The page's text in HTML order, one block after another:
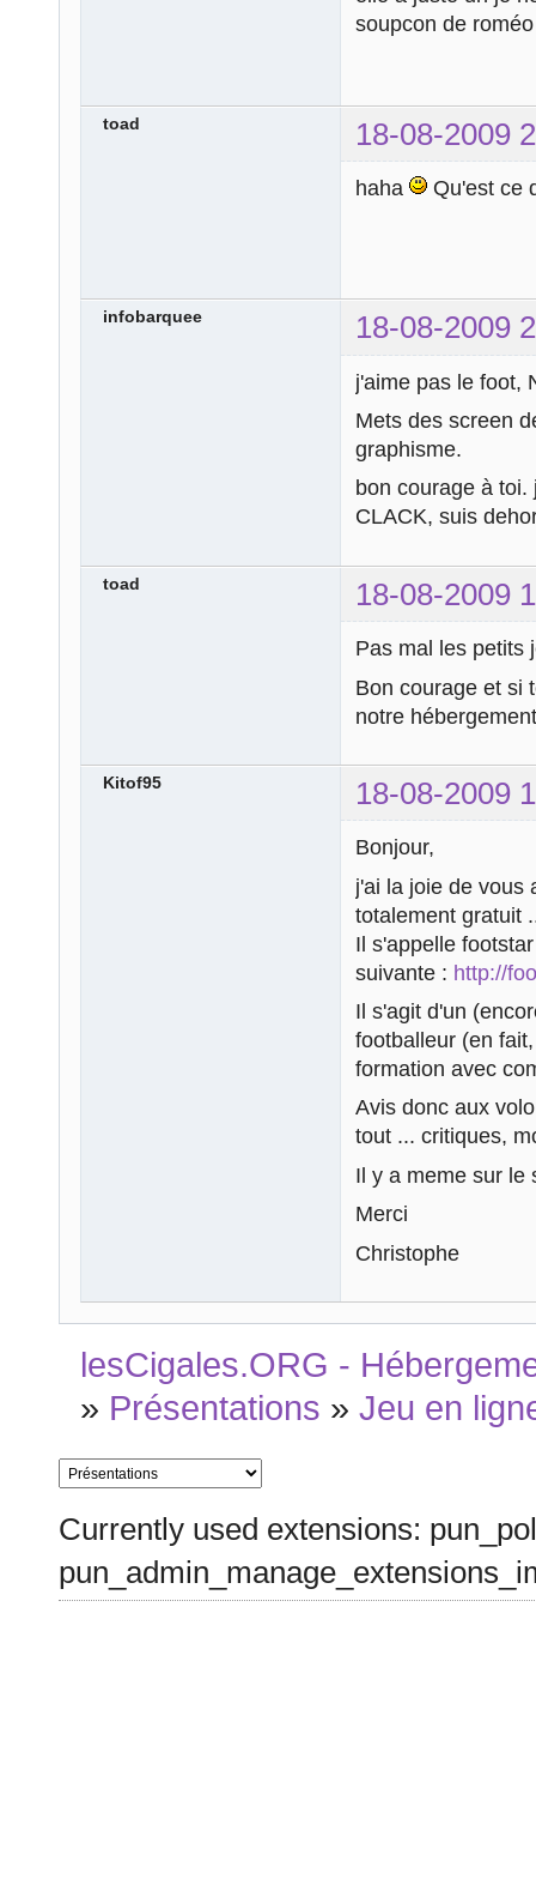
soupcon de
toad 18-08-2009
haha Qu'est ce
infobarquee 18-08-2009
j'aime pas le foot,
Mets des screen
graphisme.
bon courage à
CLACK, suis
toad 18-08-2009
Pas mal les petits
Bon courage et si
notre
Kitof95 18-08-2009
Bonjour,
j'ai la joie de vous
totalement gratuit
Il s'appelle
suivante : http://
Il s'agit d'un
footballeur (en
formation avec
Avis donc aux
tout ... critiques,
Il y a meme sur le
Merci
Christophe
lesCigales.ORG -
» Présentations »Jeu en
Currently used extensions: